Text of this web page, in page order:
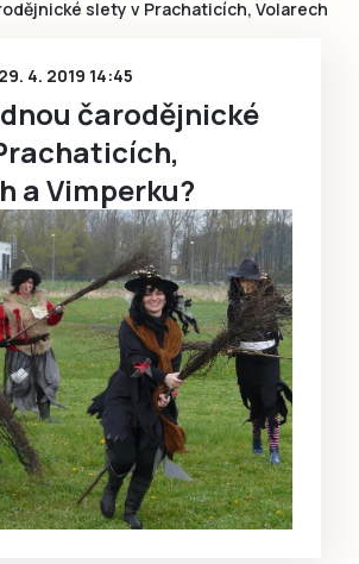
slety v Prachaticích, Volarech
29. 4. 2019 14:45
čarodějnické
a Vimperku?